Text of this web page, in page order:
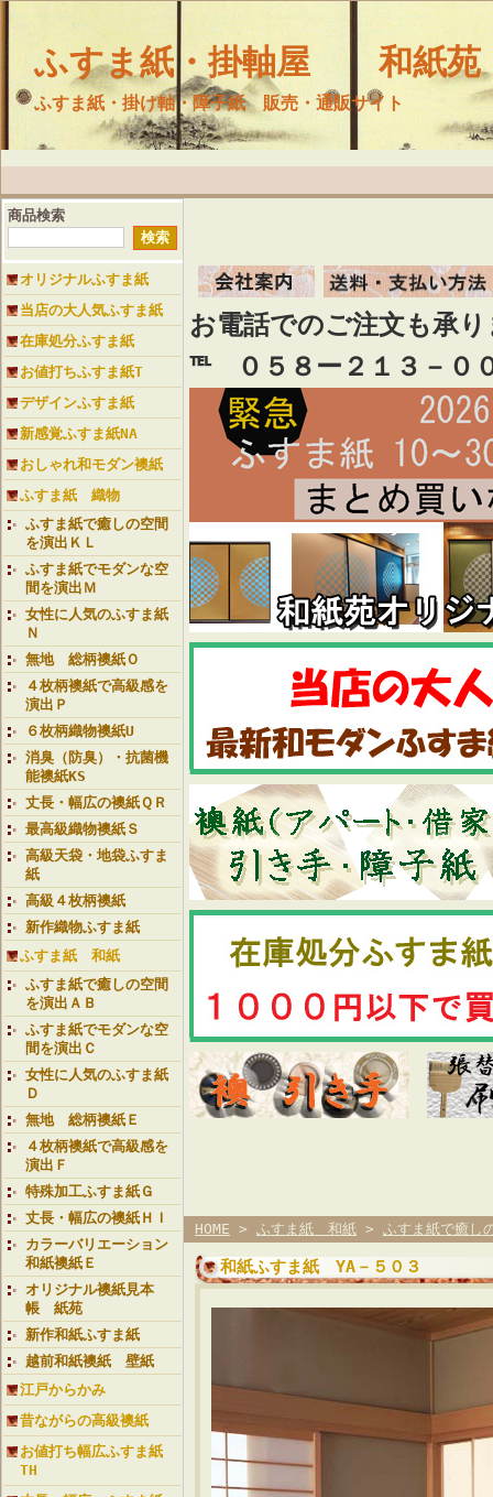
ふすま紙・掛軸屋 和紙苑
ふすま紙・掛け軸・障子紙 販売・通販サイト
商品検索
オリジナルふすま紙
当店の大人気ふすま紙
在庫処分ふすま紙
お値打ちふすま紙T
デザインふすま紙
新感覚ふすま紙NA
おしゃれ和モダン襖紙
ふすま紙 織物
ふすま紙で癒しの空間
を演出ＫＬ
ふすま紙でモダンな空
間を演出Ｍ
女性に人気のふすま紙
Ｎ
無地 総柄襖紙Ｏ
４枚柄襖紙で高級感を
演出Ｐ
６枚柄織物襖紙U
消臭（防臭）・抗菌機
能襖紙KS
丈長・幅広の襖紙ＱＲ
最高級織物襖紙Ｓ
高級天袋・地袋ふすま
紙
高級４枚柄襖紙
新作織物ふすま紙
ふすま紙 和紙
ふすま紙で癒しの空間
を演出ＡＢ
ふすま紙でモダンな空
間を演出Ｃ
女性に人気のふすま紙
Ｄ
無地 総柄襖紙Ｅ
４枚柄襖紙で高級感を
演出Ｆ
特殊加工ふすま紙Ｇ
丈長・幅広の襖紙ＨＩ
カラーバリエーション
和紙襖紙Ｅ
オリジナル襖紙見本
帳 紙苑
新作和紙ふすま紙
越前和紙襖紙 壁紙
江戸からかみ
昔ながらの高級襖紙
お値打ち幅広ふすま紙
TH
お電話でのご注文も承
℡ ０５８ー２１３－０
HOME > ふすま紙 和紙 > ふすま紙で癒し
和紙ふすま紙 YA－５０３